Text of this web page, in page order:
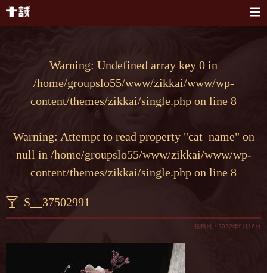
Warning: Undefined array key 0 in
/home/groupslo55/www/zikkai/www/wp-
content/themes/zikkai/single.php on line 8
Warning: Attempt to read property "cat_name" on
null in /home/groupslo55/www/zikkai/www/wp-
content/themes/zikkai/single.php on line 8
S__37502991
投稿日：2022年9月16日